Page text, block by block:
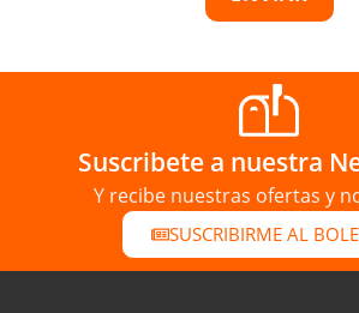
Suscribete a nuestra
Y recibe nuestras ofertas y
SUSCRIBIRME AL